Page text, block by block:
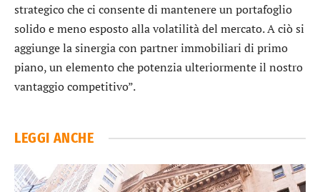
strategico che ci consente di mantenere un portafoglio
solido e meno esposto alla volatilità del mercato. A ciò si
aggiunge la sinergia con partner immobiliari di primo
piano, un elemento che potenzia ulteriormente il nostro
vantaggio competitivo”.
LEGGI ANCHE